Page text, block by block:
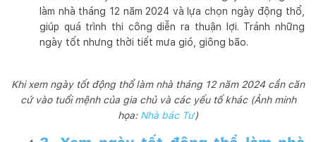
làm nhà tháng 12 năm 2024 và lựa chọn ngày động thổ,
giúp quá trình thi công diễn ra thuận lợi. Tránh những
ngày tốt nhưng thời tiết mưa gió, giông bão.
Khi xem ngày tốt động thổ làm nhà tháng 12 năm 2024 cần căn
cứ vào tuổi mệnh của gia chủ và các yếu tố khác (Ảnh minh
họa: Nhà bác Tư)